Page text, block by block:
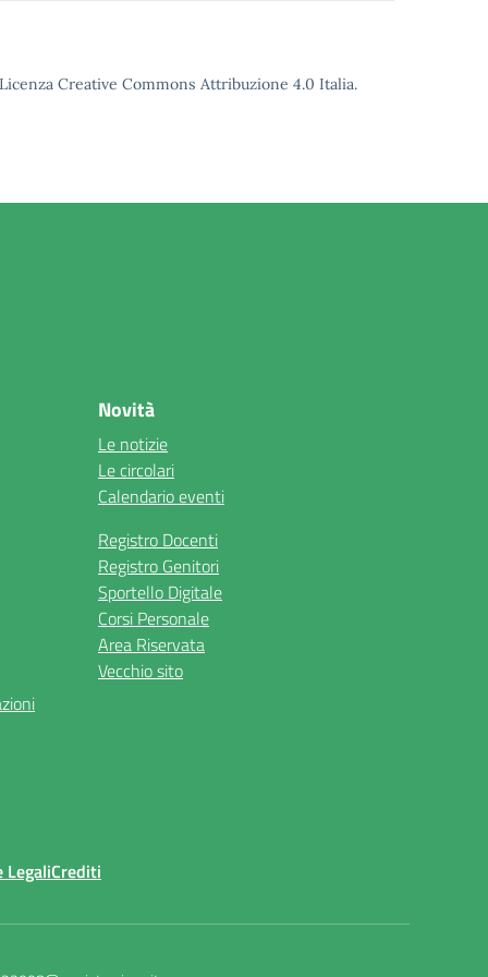
Creative Commons Attribuzione 4.0 Italia.
Novità
Le notizie
Le circolari
Calendario eventi
Registro Docenti
Registro Genitori
Sportello Digitale
Corsi Personale
Area Riservata
Vecchio sito
LegaliCrediti